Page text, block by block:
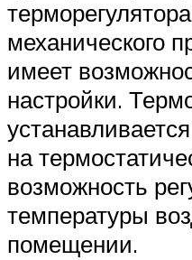
механического
имеет
настройки.
на
возможность
температуры
помещении.